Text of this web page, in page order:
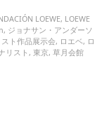
LOEWE, LOEWE
, ジョナサン・アンダーソ
ト作品展示会, ロエベ, ロ
リスト ,東京,草月会館